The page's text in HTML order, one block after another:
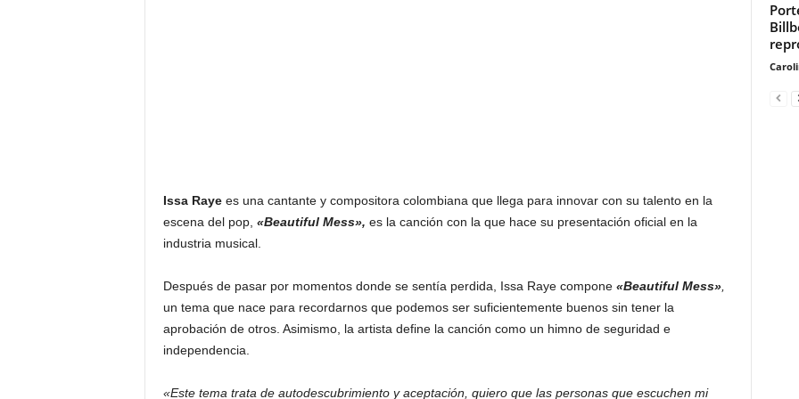
Issa Raye es una cantante y compositora colombiana que llega para innovar con su talento en la
escena del pop, «Beautiful Mess», es la canción con la que hace su presentación oficial en la
industria musical.
Después de pasar por momentos donde se sentía perdida, Issa Raye compone «Beautiful Mess»,
un tema que nace para recordarnos que podemos ser suficientemente buenos sin tener la
aprobación de otros. Asimismo, la artista define la canción como un himno de seguridad e
independencia.
«Este tema trata de autodescubrimiento y aceptación, quiero que las personas que escuchen mi